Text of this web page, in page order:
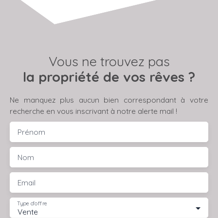
Vous ne trouvez pas
la propriété de vos rêves ?
Ne manquez plus aucun bien correspondant à votre
recherche en vous inscrivant à notre alerte mail !
Prénom
Nom
Email
Vente
Type d'offre